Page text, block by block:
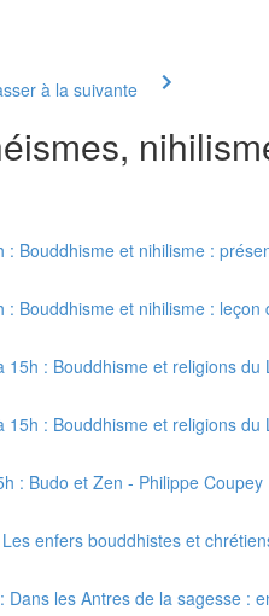
à la suivante
Bouddhisme et nihilisme :
Bouddhisme et nihilisme : leçon
: Bouddhisme et religions
: Bouddhisme et religions
: Budo et Zen - Philippe Coupey
enfers bouddhistes et
les Antres de la sagesse :